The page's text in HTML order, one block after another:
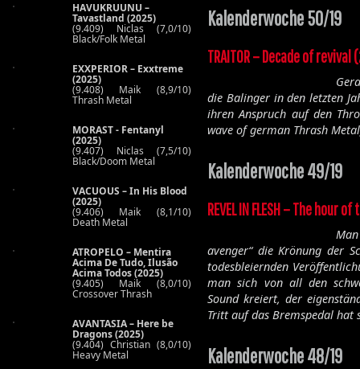
HAVUKRUUNU –
Tavastland (2025)
(9.409) Niclas (7,0/10)
Black/Folk Metal
EXXPERIOR – Exxtreme
(2025)
(9.408) Maik (8,9/10)
Thrash Metal
MORAST - Fentanyl
(2025)
(9.407) Niclas (7,5/10)
Black/Doom Metal
VACUOUS – In His Blood
(2025)
(9.406) Maik (8,1/10)
Death Metal
ATROPELO – Mentira
Acima De Tudo, Ilusão
Acima Todos (2025)
(9.405) Maik (8,0/10)
Crossover Thrash
AVANTASIA – Here be
Dragons (2025)
(9.404) Christian (8,0/10)
Heavy Metal
Kalenderwoche 50/19
TRAITOR – Decade of revival
die Balinger in den letzten
ihren Anspruch auf den
wave of german Thrash
Kalenderwoche 49/19
REVEL IN FLESH – The hour
avenger“ die Krönung der
todesbleiernden
man sich von all den
Sound kreiert, der
Tritt auf das Bremspedal hat
Kalenderwoche 48/19